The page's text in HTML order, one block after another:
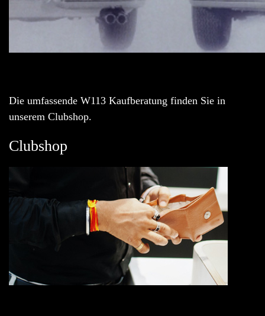
Die umfassende W113 Kaufberatung finden Sie in
unserem Clubshop.
Clubshop